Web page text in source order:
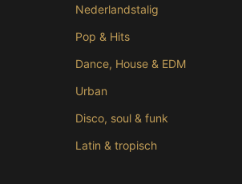
Nederlandstalig
Pop & Hits
Dance, House & EDM
Urban
Disco, soul & funk
Latin & tropisch